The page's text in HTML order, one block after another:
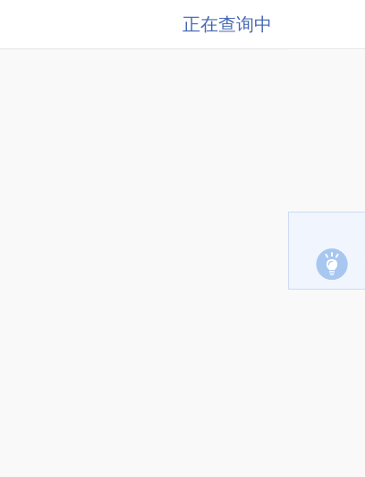
正在查询中